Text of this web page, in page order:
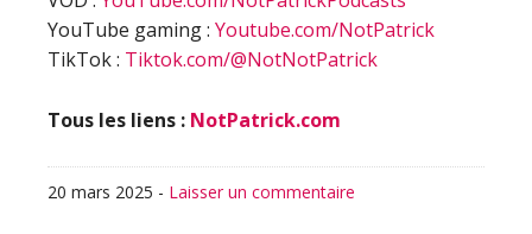
YouTube gaming : Youtube.com/NotPatrick
TikTok : Tiktok.com/@NotNotPatrick
Tous les liens : NotPatrick.com
20 mars 2025 - Laisser un commentaire